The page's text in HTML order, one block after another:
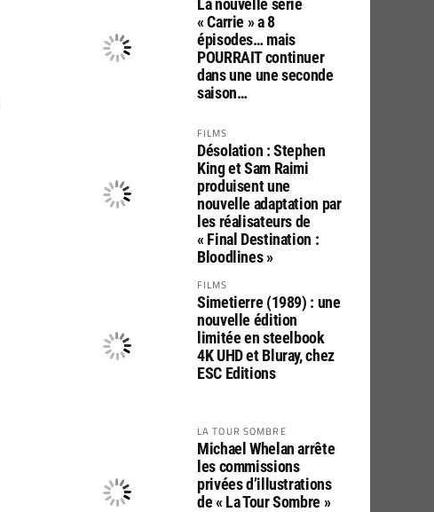
La nouvelle série
« Carrie » a 8
épisodes… mais
POURRAIT continuer
dans une une seconde
saison…
FILMS
Désolation : Stephen
King et Sam Raimi
produisent une
nouvelle adaptation par
les réalisateurs de
« Final Destination :
Bloodlines »
FILMS
Simetierre (1989) : une
nouvelle édition
limitée en steelbook
4K UHD et Bluray, chez
ESC Editions
LA TOUR SOMBRE
Michael Whelan arrête
les commissions
privées d’illustrations
de « La Tour Sombre »